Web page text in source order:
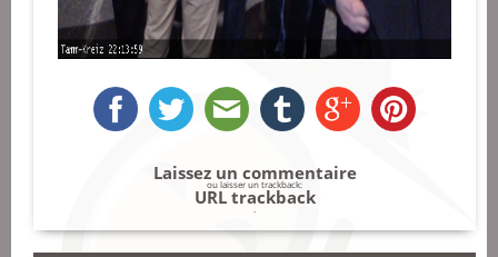
Laissez un commentaire
ou laisser un trackback:
URL trackback